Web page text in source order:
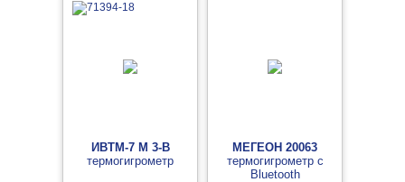
ИВТМ-7 М 3-В
термогигрометр
МЕГЕОН 20063
термогигрометр с
Bluetooth